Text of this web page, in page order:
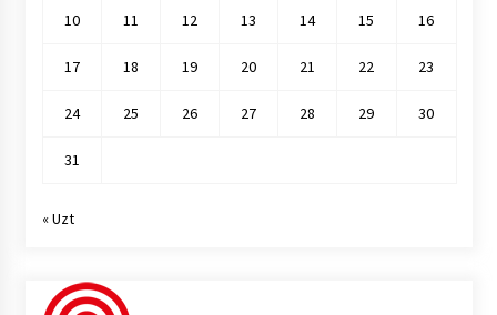
10 11 12 13 14 15 16
17 18 19 20 21 22 23
24 25 26 27 28 29 30
31
« Uzt